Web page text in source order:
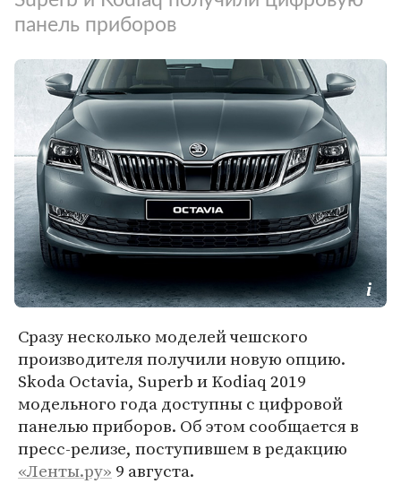
панель приборов
Сразу несколько моделей чешского
производителя получили новую опцию.
Skoda Octavia, Superb и Kodiaq 2019
модельного года доступны с цифровой
панелью приборов. Об этом сообщается в
пресс-релизе, поступившем в редакцию
«Ленты.ру» 9 августа.